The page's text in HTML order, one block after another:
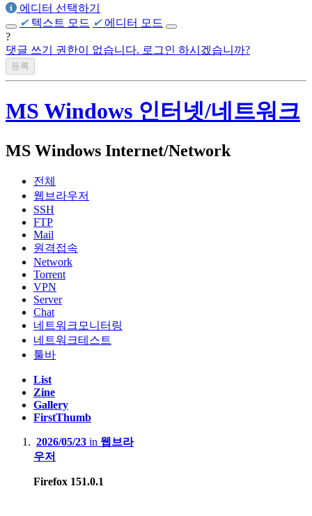
에디터 선택하기
✔ 텍스트 모드 ✔ 에디터 모드
?
댓글 쓰기 권한이 없습니다. 로그인 하시겠습니까?
MS Windows 인터넷/네트워크
MS Windows Internet/Network
전체
웹브라우저
SSH
FTP
Mail
원격접속
Network
Torrent
VPN
Server
Chat
네트워크모니터링
네트워크테스트
툴바
List
Zine
Gallery
FirstThumb
2026/05/23 in 웹브라
우저
Firefox 151.0.1